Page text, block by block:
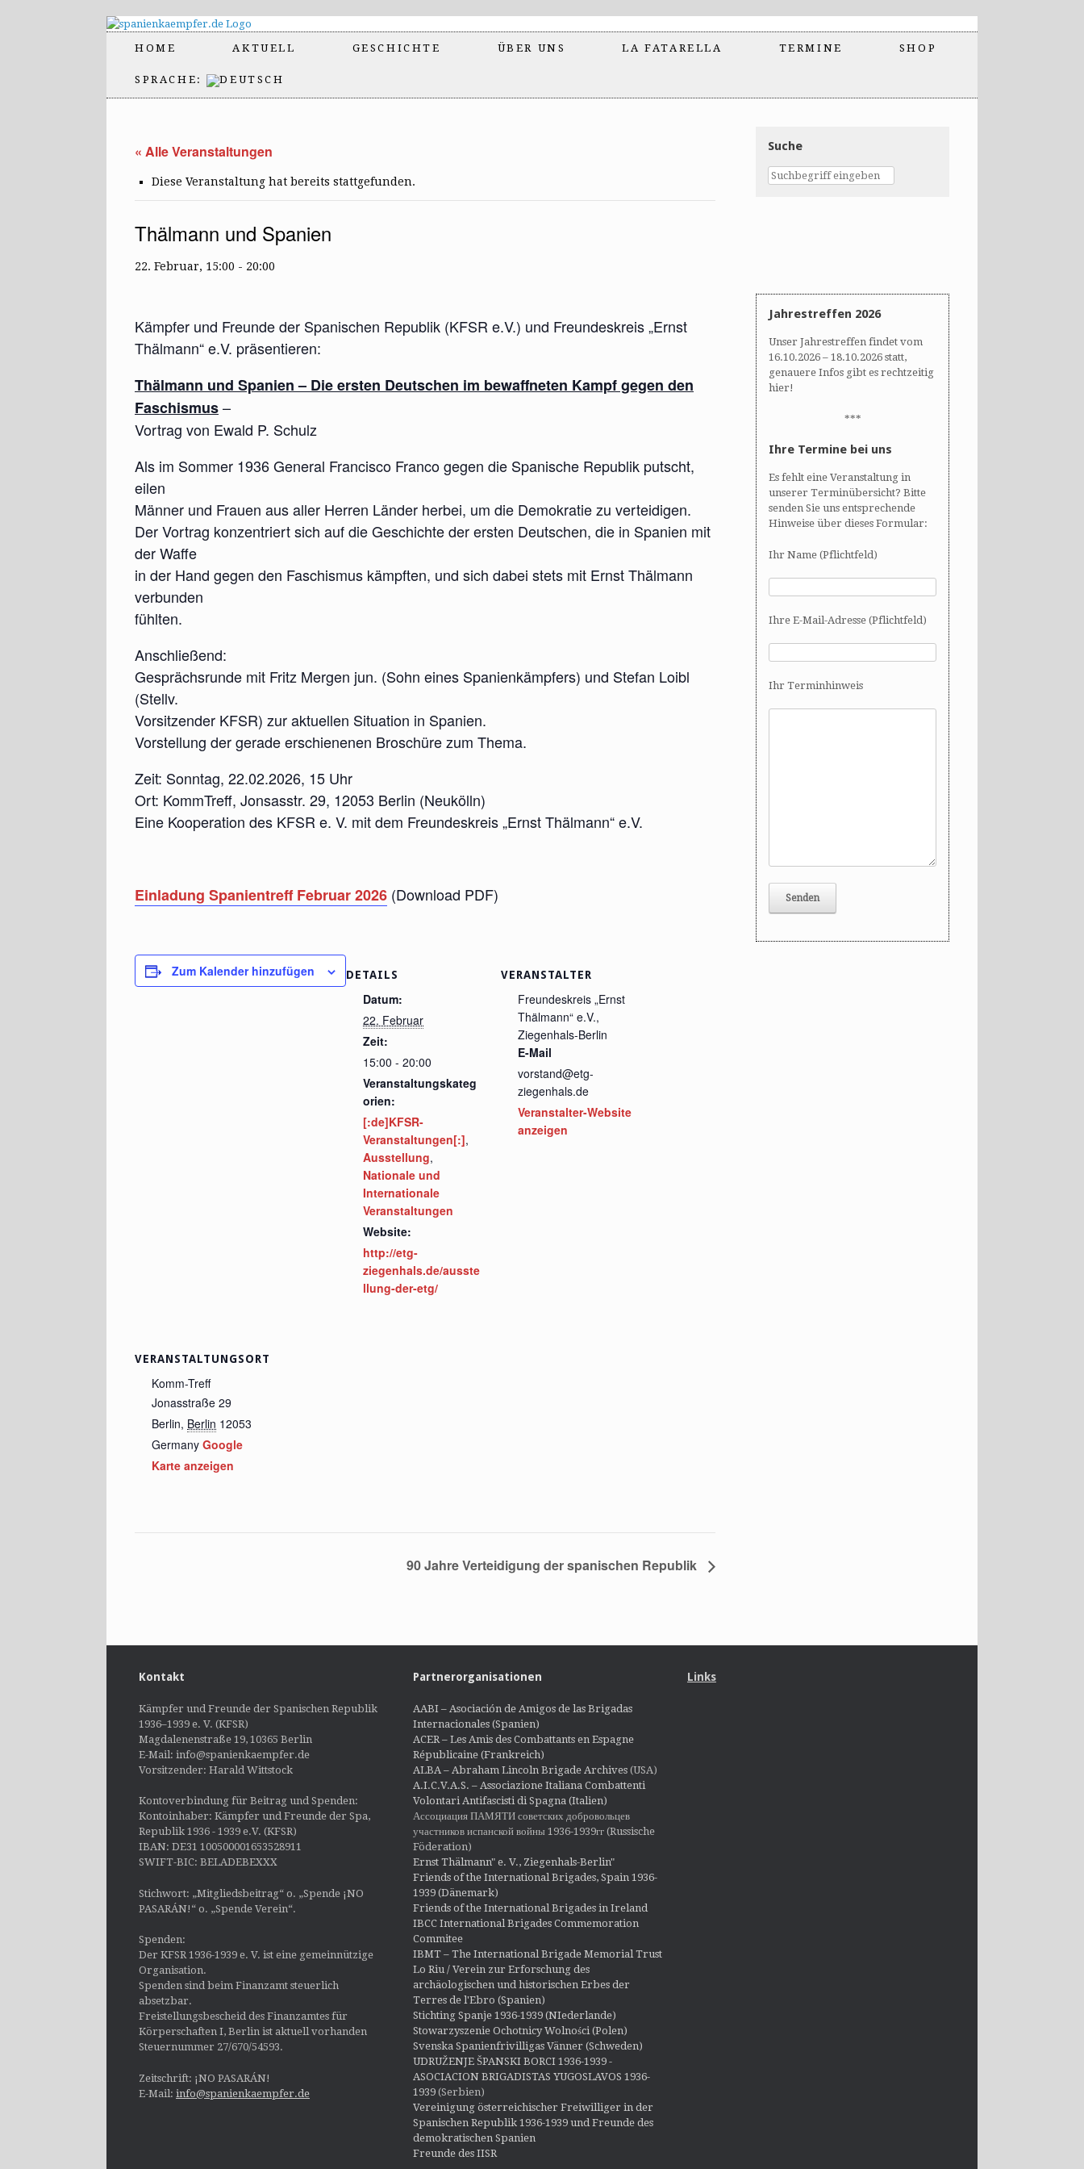
HOME AKTUELL GESCHICHTE ÜBER UNS LA FATARELLA TERMINE SHOP
SPRACHE:
« Alle Veranstaltungen
Diese Veranstaltung hat bereits stattgefunden.
Thälmann und Spanien
22. Februar, 15:00 - 20:00
Kämpfer und Freunde der Spanischen Republik (KFSR e.V.) und Freundeskreis „Ernst
Thälmann“ e.V. präsentieren:
Thälmann und Spanien – Die ersten Deutschen im bewaffneten Kampf gegen den
Faschismus–
Vortrag von Ewald P. Schulz
Als im Sommer 1936 General Francisco Franco gegen die Spanische Republik putscht,
eilen
Männer und Frauen aus aller Herren Länder herbei, um die Demokratie zu verteidigen.
Der Vortrag konzentriert sich auf die Geschichte der ersten Deutschen, die in Spanien mit
der Waffe
in der Hand gegen den Faschismus kämpften, und sich dabei stets mit Ernst Thälmann
verbunden
fühlten.
Anschließend:
Gesprächsrunde mit Fritz Mergen jun. (Sohn eines Spanienkämpfers) und Stefan Loibl
(Stellv.
Vorsitzender KFSR) zur aktuellen Situation in Spanien.
Vorstellung der gerade erschienenen Broschüre zum Thema.
Zeit: Sonntag, 22.02.2026, 15 Uhr
Ort: KommTreff, Jonsasstr. 29, 12053 Berlin (Neukölln)
Eine Kooperation des KFSR e. V. mit dem Freundeskreis „Ernst Thälmann“ e.V.
Einladung Spanientreff Februar 2026 (Download PDF)
Zum Kalender hinzufügen DETAILS
Datum:
22. Februar
Zeit:
15:00 - 20:00
Veranstaltungskateg
orien:
[:de]KFSR-
Veranstaltungen[:],
Ausstellung,
Nationale und
Internationale
Veranstaltungen
Website:
http://etg-
ziegenhals.de/ausste
llung-der-etg/
VERANSTALTER
Freundeskreis „Ernst
Thälmann“ e.V.,
Ziegenhals-Berlin
E-Mail
vorstand@etg-
ziegenhals.de
Veranstalter-Website
anzeigen
VERANSTALTUNGSORT
Komm-Treff
Jonasstraße 29
Berlin, Berlin 12053
Germany Google
Karte anzeigen
90 Jahre Verteidigung der spanischen Republik
Suche
Jahrestreffen 2026
Unser Jahrestreffen findet vom
16.10.2026 – 18.10.2026 statt,
genauere Infos gibt es rechtzeitig
hier!
***
Ihre Termine bei uns
Es fehlt eine Veranstaltung in
unserer Terminübersicht? Bitte
senden Sie uns entsprechende
Hinweise über dieses Formular:
Ihr Name (Pflichtfeld)
Ihre E-Mail-Adresse (Pflichtfeld)
Ihr Terminhinweis
Kontakt
Kämpfer und Freunde der Spanischen Republik
1936–1939 e. V. (KFSR)
Magdalenenstraße 19, 10365 Berlin
E-Mail: info@spanienkaempfer.de
Vorsitzender: Harald Wittstock
Kontoverbindung für Beitrag und Spenden:
Kontoinhaber: Kämpfer und Freunde der Spa,
Republik 1936 - 1939 e.V. (KFSR)
IBAN: DE31 100500001653528911
SWIFT-BIC: BELADEBEXXX
Stichwort: „Mitgliedsbeitrag“ o. „Spende ¡NO
PASARÁN!“ o. „Spende Verein“.
Spenden:
Der KFSR 1936-1939 e. V. ist eine gemeinnützige
Organisation.
Spenden sind beim Finanzamt steuerlich
absetzbar.
Freistellungsbescheid des Finanzamtes für
Körperschaften I, Berlin ist aktuell vorhanden
Steuernummer 27/670/54593.
Zeitschrift: ¡NO PASARÁN!
E-Mail: info@spanienkaempfer.de
Partnerorganisationen
AABI – Asociación de Amigos de las Brigadas
Internacionales (Spanien)
ACER – Les Amis des Combattants en Espagne
Républicaine (Frankreich)
ALBA – Abraham Lincoln Brigade Archives(USA)
A.I.C.V.A.S. – Associazione Italiana Combattenti
Volontari Antifascisti di Spagna (Italien)
Ассоциация ПАМЯТИ советских добровольцев
участников испанской войны 1936-1939гг (Russische
Föderation)
Ernst Thälmann" e. V., Ziegenhals-Berlin"
Friends of the International Brigades, Spain 1936-
1939 (Dänemark)
Friends of the International Brigades in Ireland
IBCC International Brigades Commemoration
Commitee
IBMT – The International Brigade Memorial Trust
Lo Riu / Verein zur Erforschung des
archäologischen und historischen Erbes der
Terres de l'Ebro (Spanien)
Stichting Spanje 1936-1939 (NIederlande)
Stowarzyszenie Ochotnicy Wolności (Polen)
Svenska Spanienfrivilligas Vänner (Schweden)
UDRUŽENJE ŠPANSKI BORCI 1936-1939 -
ASOCIACION BRIGADISTAS YUGOSLAVOS 1936-
1939(Serbien)
Vereinigung österreichischer Freiwilliger in der
Spanischen Republik 1936-1939 und Freunde des
demokratischen Spanien
Freunde des IISR
Links